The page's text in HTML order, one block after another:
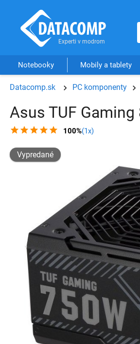
Notebooky Mobily a tablety
Datacomp.sk PC komponenty
Asus TUF
100%(1x)
Vypredané